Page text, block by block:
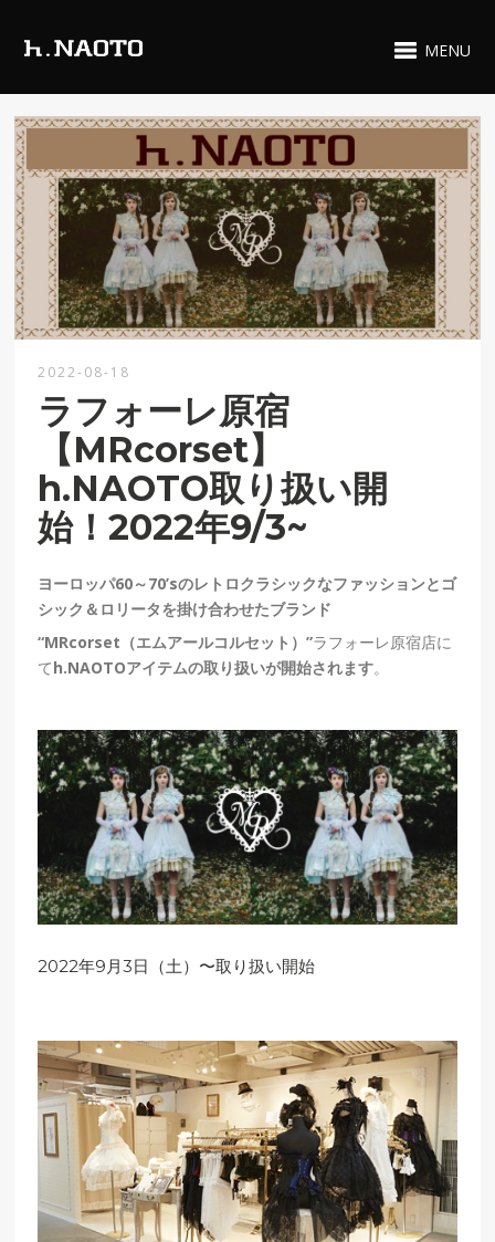
MENU
2022-08-18
ラフォーレ原宿
【MRcorset】
h.NAOTO取り扱い開
始！2022年9/3~
ヨーロッパ60～70’sのレトロクラシックなファッションとゴ
シック＆ロリータを掛け合わせたブランド
“MRcorset（エムアールコルセット）”ラフォーレ原宿店に
てh.NAOTOアイテムの取り扱いが開始されます。
2022年9月3日（土）〜取り扱い開始